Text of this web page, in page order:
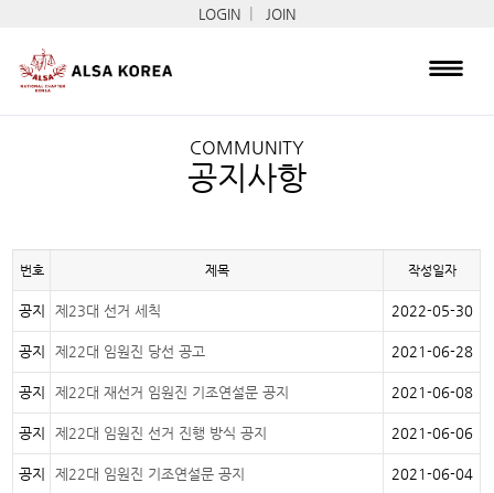
LOGIN JOIN
COMMUNITY
공지사항
번호 제목 작성일자
공지 제23대 선거 세칙 2022-05-30
공지 제22대 임원진 당선 공고 2021-06-28
공지 제22대 재선거 임원진 기조연설문 공지 2021-06-08
공지 제22대 임원진 선거 진행 방식 공지 2021-06-06
공지 제22대 임원진 기조연설문 공지 2021-06-04